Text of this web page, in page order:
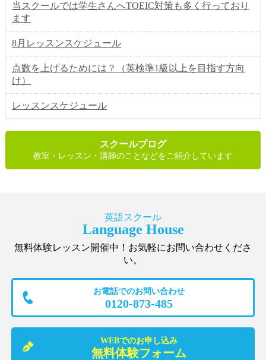
当スクールでは学生さんへTOEIC対策も多く行っており
ます
8月レッスンスケジュール
点数を上げるためには？（英検準1級以上を目指す方向
け）
レッスンスケジュール
スクールブログ
教室・レッスン・講師のことなどをご紹介しています
英語スクール
Language House
無料体験レッスン開催中！お気軽にお問い合わせくださ
い。
お電話でのお問い合わせ
0120-873-485
WEBでのお申し込み
無料体験フォーム